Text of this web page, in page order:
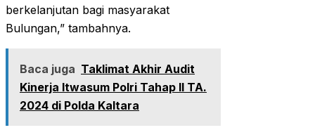
berkelanjutan bagi masyarakat
Bulungan,” tambahnya.
Baca juga Taklimat Akhir Audit
Kinerja Itwasum Polri Tahap II TA.
2024 di Polda Kaltara